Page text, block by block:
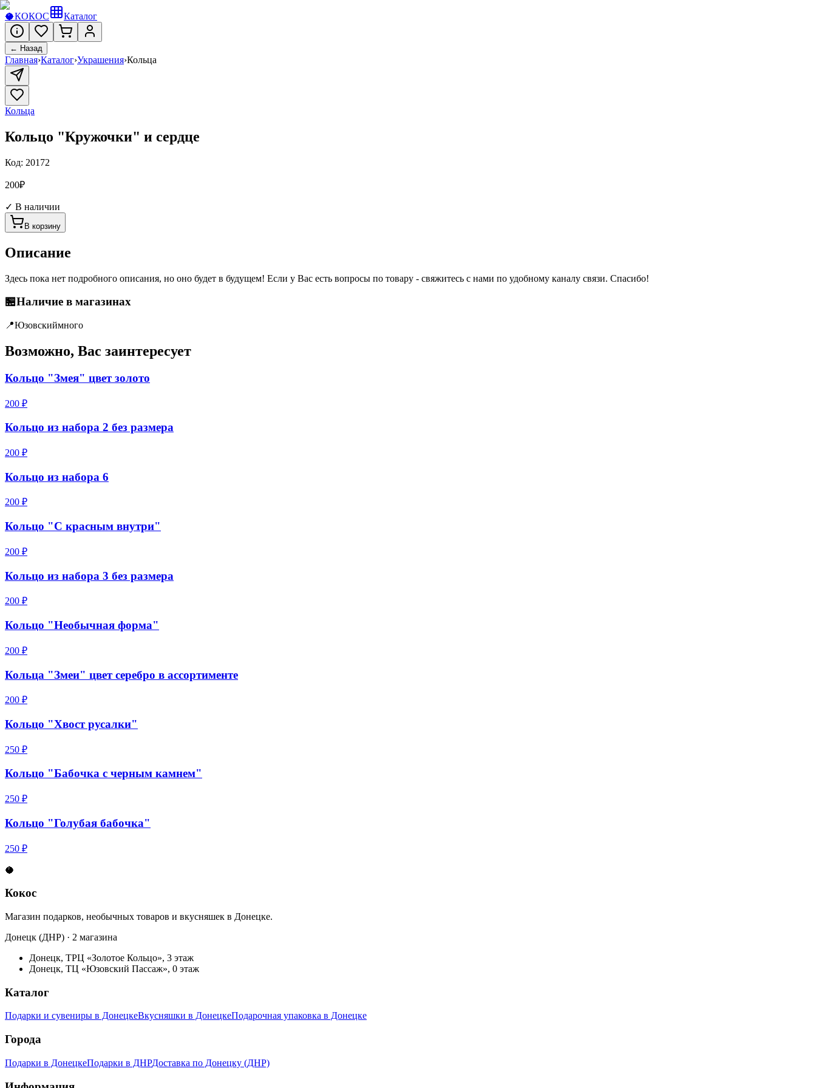
🥥КОКОС Каталог
← Назад
Главная›Каталог›Украшения›Кольца
Кольца
Кольцо "Кружочки" и сердце
Код: 20172
200₽
✓ В наличии
В корзину
Описание
Здесь пока нет подробного описания, но оно будет в будущем! Если у Вас есть вопросы по товару - свяжитесь с нами по удобному каналу связи. Спасибо!
🏪Наличие в магазинах
📍Юзовскиймного
Возможно, Вас заинтересует
Кольцо "Змея" цвет золото
200 ₽
Кольцо из набора 2 без размера
200 ₽
Кольцо из набора 6
200 ₽
Кольцо "С красным внутри"
200 ₽
Кольцо из набора 3 без размера
200 ₽
Кольцо "Необычная форма"
200 ₽
Кольца "Змеи" цвет серебро в ассортименте
200 ₽
Кольцо "Хвост русалки"
250 ₽
Кольцо "Бабочка с черным камнем"
250 ₽
Кольцо "Голубая бабочка"
250 ₽
🥥
Кокос
Магазин подарков, необычных товаров и вкусняшек в Донецке.
Донецк (ДНР) · 2 магазина
Донецк, ТРЦ «Золотое Кольцо», 3 этаж
Донецк, ТЦ «Юзовский Пассаж», 0 этаж
Каталог
Подарки и сувениры в ДонецкеВкусняшки в ДонецкеПодарочная упаковка в Донецке
Города
Подарки в ДонецкеПодарки в ДНРДоставка по Донецку (ДНР)